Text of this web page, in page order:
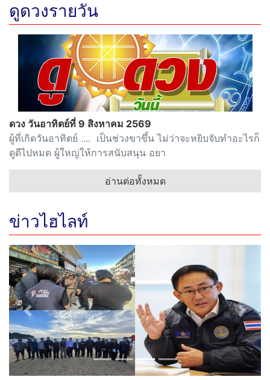
ดูดวงรายวัน
ดวง วันอาทิตย์ที่ 9 สิงหาคม 2569
ผู้ที่เกิดวันอาทิตย์ .... เป็นช่วงขาขึ้น ไม่ว่าจะหยิบจับทำอะไรก็
ดูดีไปหมด ผู้ใหญ่ให้การสนับสนุน อยา
อ่านต่อทั้งหมด
ข่าวไฮไลท์
Previous Next